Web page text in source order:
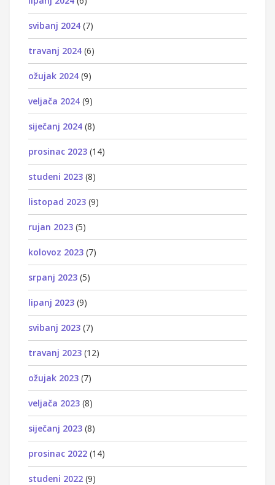
svibanj 2024 (7)
travanj 2024 (6)
ožujak 2024 (9)
veljača 2024 (9)
siječanj 2024 (8)
prosinac 2023 (14)
studeni 2023 (8)
listopad 2023 (9)
rujan 2023 (5)
kolovoz 2023 (7)
srpanj 2023 (5)
lipanj 2023 (9)
svibanj 2023 (7)
travanj 2023 (12)
ožujak 2023 (7)
veljača 2023 (8)
siječanj 2023 (8)
prosinac 2022 (14)
studeni 2022 (9)